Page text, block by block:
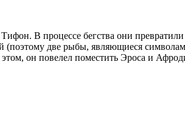
В процессе бегства они
(поэтому две рыбы, являющиеся
он повелел поместить Эроса и